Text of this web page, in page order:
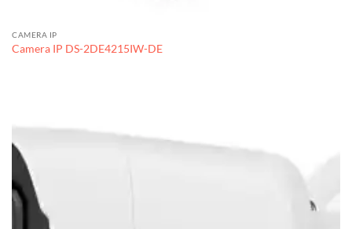
CAMERA IP
Camera IP DS-2DE4215IW-DE